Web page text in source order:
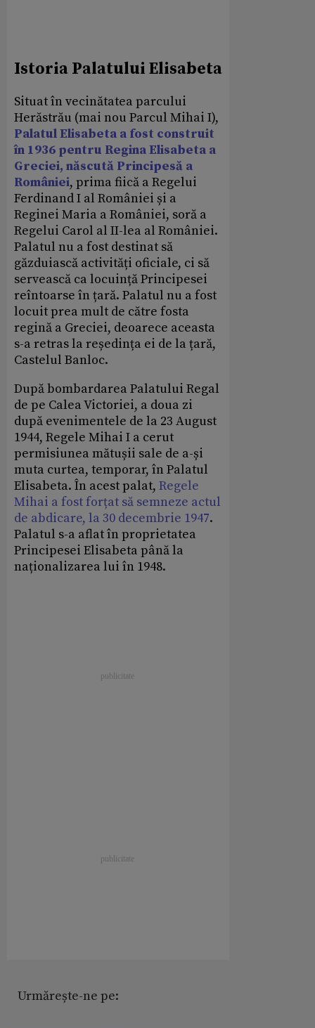
Istoria Palatului Elisabeta
Situat în vecinătatea parcului
Herăstrău (mai nou Parcul Mihai I),
Palatul Elisabeta a fost construit
în 1936 pentru Regina Elisabeta a
Greciei, născută Principesă a
României, prima fiică a Regelui
Ferdinand I al României și a
Reginei Maria a României, soră a
Regelui Carol al II-lea al României.
Palatul nu a fost destinat să
găzduiască activități oficiale, ci să
servească ca locuință Principesei
reîntoarse în țară. Palatul nu a fost
locuit prea mult de către fosta
regină a Greciei, deoarece aceasta
s-a retras la reședința ei de la țară,
Castelul Banloc.
După bombardarea Palatului Regal
de pe Calea Victoriei, a doua zi
după evenimentele de la 23 August
1944, Regele Mihai I a cerut
permisiunea mătușii sale de a-și
muta curtea, temporar, în Palatul
Elisabeta. În acest palat, Regele
Mihai a fost forțat să semneze actul
de abdicare, la 30 decembrie 1947.
Palatul s-a aflat în proprietatea
Principesei Elisabeta până la
naționalizarea lui în 1948.
Urmărește-ne pe: